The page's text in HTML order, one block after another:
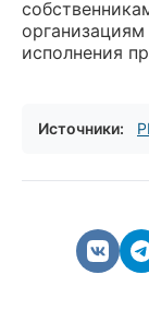
исполнения
Источники: